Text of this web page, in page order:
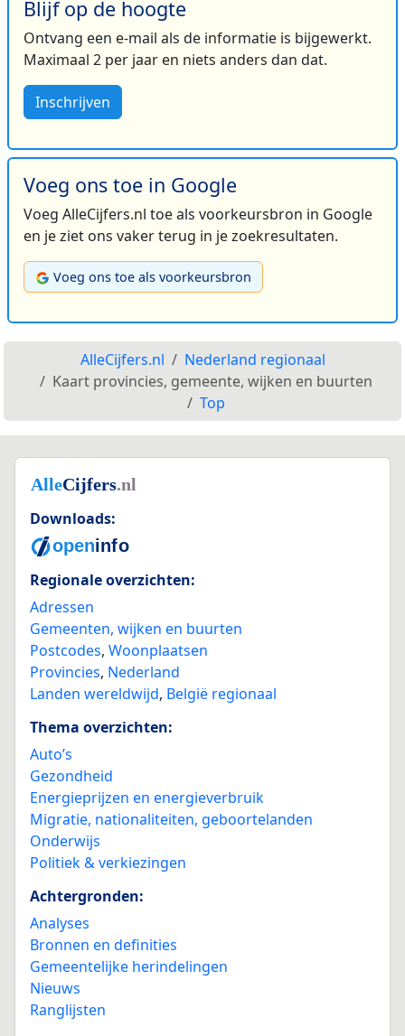
Blijf op de hoogte
Ontvang een e-mail als de informatie is bijgewerkt.
Maximaal 2 per jaar en niets anders dan dat.
Inschrijven
Voeg ons toe in Google
Voeg AlleCijfers.nl toe als voorkeursbron in Google
en je ziet ons vaker terug in je zoekresultaten.
Voeg ons toe als voorkeursbron
AlleCijfers.nl
Nederland regionaal
Kaart provincies, gemeente, wijken en buurten
Top
Downloads:
Regionale overzichten:
Adressen
Gemeenten, wijken en buurten
Postcodes, Woonplaatsen
Provincies, Nederland
Landen wereldwijd, België regionaal
Thema overzichten:
Auto’s
Gezondheid
Energieprijzen en energieverbruik
Migratie, nationaliteiten, geboortelanden
Onderwijs
Politiek & verkiezingen
Achtergronden:
Analyses
Bronnen en definities
Gemeentelijke herindelingen
Nieuws
Ranglijsten